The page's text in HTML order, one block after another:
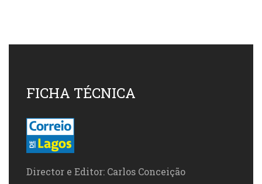
FICHA TÉCNICA
Director e Editor: Carlos Conceição